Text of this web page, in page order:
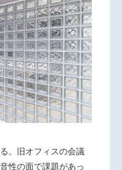
。旧オフィスの会議
性の面で課題があっ